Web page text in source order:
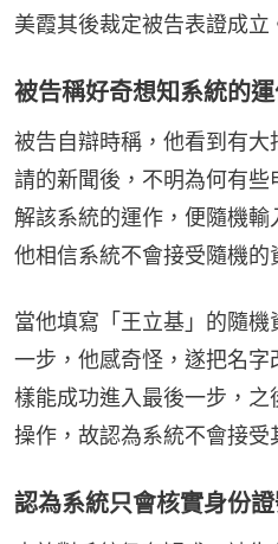
美霞其後裁定被告表證成立
被告稱好奇想知系統的
被告自辯時稱，他看到有
請的新聞後，不明為何有
解該系統的運作，便隨機
他相信系統不會接受隨機的
當他填寫「王立基」的隨
一步，他感奇怪，遂把名字
樣能成功進入最後一步，
操作，故認為系統不會接受
認為系統只會核實身份